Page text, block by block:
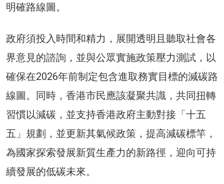
明確路線圖。
政府須投入時間和精力，展開透明且聽取社會各
界意見的諮詢，並與公眾實施政策壓力測試，以
確保在2026年前制定包含進取務實目標的減碳路
線圖。同時，香港市民應該凝聚共識，共同扭轉
習慣以減碳，並支持香港政府主動對接「十五
五」規劃，並更新其氣候政策，提高減碳標竿，
為國家探索發展新質生產力的新路徑，迎向可持
續發展的低碳未來。